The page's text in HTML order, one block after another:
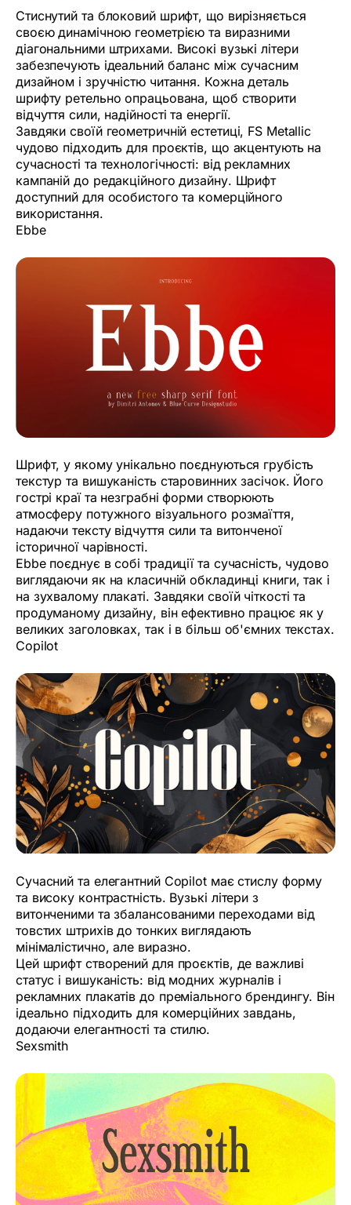
Стиснутий та блоковий шрифт, що вирізняється
своєю динамічною геометрією та виразними
діагональними штрихами. Високі вузькі літери
забезпечують ідеальний баланс між сучасним
дизайном і зручністю читання. Кожна деталь
шрифту ретельно опрацьована, щоб створити
відчуття сили, надійності та енергії.
Завдяки своїй геометричній естетиці, FS Metallic
чудово підходить для проєктів, що акцентують на
сучасності та технологічності: від рекламних
кампаній до редакційного дизайну. Шрифт
доступний для особистого та комерційного
використання.
Ebbe
Шрифт, у якому унікально поєднуються грубість
текстур та вишуканість старовинних засічок. Його
гострі краї та незграбні форми створюють
атмосферу потужного візуального розмаїття,
надаючи тексту відчуття сили та витонченої
історичної чарівності.
Ebbe поєднує в собі традиції та сучасність, чудово
виглядаючи як на класичній обкладинці книги, так і
на зухвалому плакаті. Завдяки своїй чіткості та
продуманому дизайну, він ефективно працює як у
великих заголовках, так і в більш об'ємних текстах.
Сopilot
Сучасний та елегантний Copilot має стислу форму
та високу контрастність. Вузькі літери з
витонченими та збалансованими переходами від
товстих штрихів до тонких виглядають
мінімалістично, але виразно.
Цей шрифт створений для проєктів, де важливі
статус і вишуканість: від модних журналів і
рекламних плакатів до преміального брендингу. Він
ідеально підходить для комерційних завдань,
додаючи елегантності та стилю.
Sexsmith